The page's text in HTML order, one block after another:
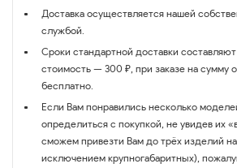
Доставка осуществляется нашей
службой.
Сроки стандартной доставки составляют
стоимость — 300 ₽, при заказе на сумму
бесплатно.
Если Вам понравились несколько
определиться с покупкой, не увидев их
сможем привезти Вам до трёх изделий
исключением крупногабаритных),